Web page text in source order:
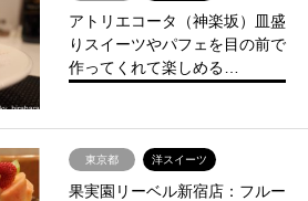
アトリエコータ（神楽坂）皿盛
りスイーツやパフェを目の前で
作ってくれて楽しめる…
東京都 洋スイーツ
果実園リーベル新宿店：フルー